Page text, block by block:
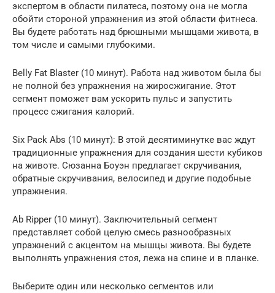
экспертом в области пилатеса, поэтому она не могла
обойти стороной упражнения из этой области фитнеса.
Вы будете работать над брюшными мышцами живота, в
том числе и самыми глубокими.
Belly Fat Blaster (10 минут). Работа над животом была бы
не полной без упражнения на жиросжигание. Этот
сегмент поможет вам ускорить пульс и запустить
процесс сжигания калорий.
Six Pack Abs (10 минут): В этой десятиминутке вас ждут
традиционные упражнения для создания шести кубиков
на животе. Сюзанна Боуэн предлагает скручивания,
обратные скручивания, велосипед и другие подобные
упражнения.
Ab Ripper (10 минут). Заключительный сегмент
представляет собой целую смесь разнообразных
упражнений с акцентом на мышцы живота. Вы будете
выполнять упражнения стоя, лежа на спине и в планке.
Выберите один или несколько сегментов или